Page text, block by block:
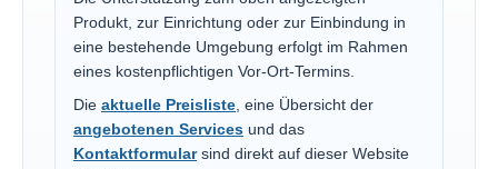
Produkt, zur Einrichtung oder zur Einbindung in
eine bestehende Umgebung erfolgt im Rahmen
eines kostenpflichtigen Vor-Ort-Termins.
Die aktuelle Preisliste, eine Übersicht der
angebotenen Services und das
Kontaktformularsind direkt auf dieser Website